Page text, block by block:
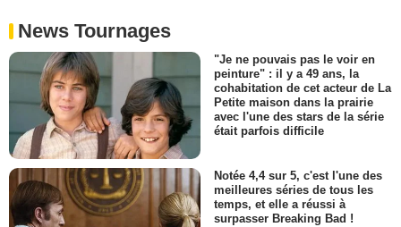
News Tournages
"Je ne pouvais pas le voir en
peinture" : il y a 49 ans, la
cohabitation de cet acteur de La
Petite maison dans la prairie
avec l'une des stars de la série
était parfois difficile
Notée 4,4 sur 5, c'est l'une des
meilleures séries de tous les
temps, et elle a réussi à
surpasser Breaking Bad !